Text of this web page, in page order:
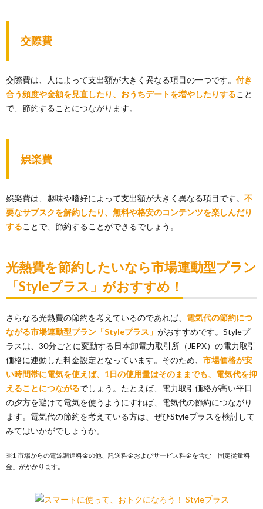
交際費
交際費は、人によって支出額が大きく異なる項目の一つです。 付き
合う頻度や金額を見直したり、おうちデートを増やしたりすること
で、節約することにつながります。
娯楽費
娯楽費は、趣味や嗜好によって支出額が大きく異なる項目です。 不
要なサブスクを解約したり、無料や格安のコンテンツを楽しんだり
することで、節約することができるでしょう。
光熱費を節約したいなら市場連動型プラン
「Styleプラス」がおすすめ！
さらなる光熱費の節約を考えているのであれば、 電気代の節約につ
ながる市場連動型プラン「Styleプラス」 がおすすめです。Styleプ
ラスは、30分ごとに変動する日本卸電力取引所（JEPX）の電力取引
価格に連動した料金設定となっています。そのため、 市場価格が安
い時間帯に電気を使えば、1日の使用量はそのままでも、電気代を抑
えることにつながるでしょう。たとえば、電力取引価格が高い平日
の夕方を避けて電気を使うようにすれば、電気代の節約につながり
ます。電気代の節約を考えている方は、ぜひStyleプラスを検討して
みてはいかがでしょうか。
※1 市場からの電源調達料金の他、託送料金およびサービス料金を含む「固定従量料
金」がかかります。